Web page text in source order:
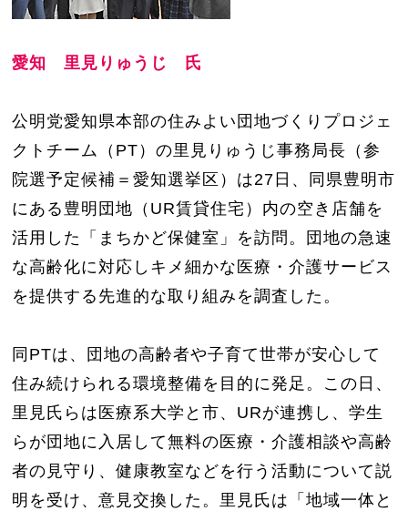
愛知 里見りゅうじ 氏
公明党愛知県本部の住みよい団地づくりプロジェ
クトチーム（PT）の里見りゅうじ事務局長（参
院選予定候補＝愛知選挙区）は27日、同県豊明市
にある豊明団地（UR賃貸住宅）内の空き店舗を
活用した「まちかど保健室」を訪問。団地の急速
な高齢化に対応しキメ細かな医療・介護サービス
を提供する先進的な取り組みを調査した。
同PTは、団地の高齢者や子育て世帯が安心して
住み続けられる環境整備を目的に発足。この日、
里見氏らは医療系大学と市、URが連携し、学生
らが団地に入居して無料の医療・介護相談や高齢
者の見守り、健康教室などを行う活動について説
明を受け、意見交換した。里見氏は「地域一体と